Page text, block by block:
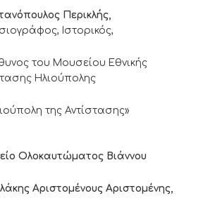
Περικλής,
Ιστορικός,
του Μουσείου Εθνικής
Ηλιούπολης
της Αντίστασης»
Ολοκαυτώματος Βιάννου
Αριστομένους Αριστομένης,